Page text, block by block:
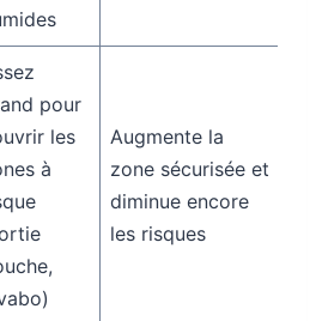
pour
les
à
Augmente la
zone sécurisée et
diminue encore
les risques